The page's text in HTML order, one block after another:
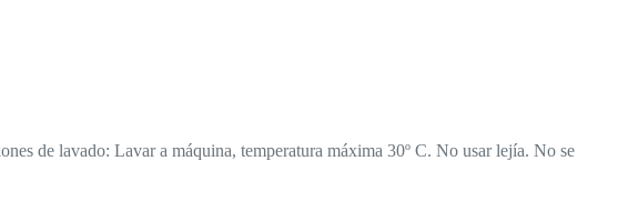
de lavado: Lavar a máquina, temperatura máxima 30º C. No usar lejía. No se